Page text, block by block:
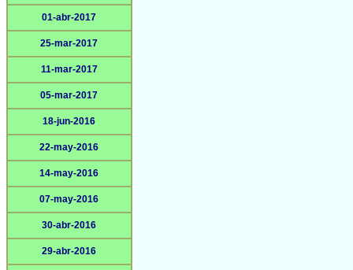
01-abr-2017
25-mar-2017
11-mar-2017
05-mar-2017
18-jun-2016
22-may-2016
14-may-2016
07-may-2016
30-abr-2016
29-abr-2016